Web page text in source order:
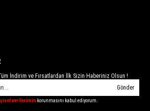
İndirim ve Fırsatlardan İlk Sizin Haberiniz Olsun !
Gönder
verilerimin korunmasını kabul ediyorum.